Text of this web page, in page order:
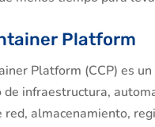
Platform
Platform (CCP) es
de infraestructura,
red, almacenamiento,